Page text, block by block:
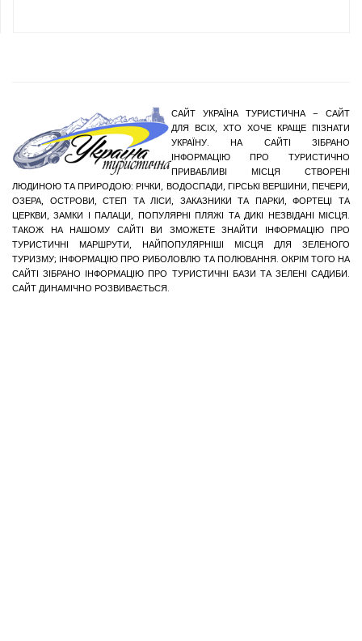
САЙТ УКРАЇНА ТУРИСТИЧНА – САЙТ
ДЛЯ ВСІХ, ХТО ХОЧЕ КРАЩЕ ПІЗНАТИ
УКРАЇНУ. НА САЙТІ ЗІБРАНО
ІНФОРМАЦІЮ ПРО ТУРИСТИЧНО
ПРИВАБЛИВІ МІСЦЯ СТВОРЕНІ
ЛЮДИНОЮ ТА ПРИРОДОЮ: РІЧКИ, ВОДОСПАДИ, ГІРСЬКІ ВЕРШИНИ, ПЕЧЕРИ,
ОЗЕРА, ОСТРОВИ, СТЕП ТА ЛІСИ, ЗАКАЗНИКИ ТА ПАРКИ, ФОРТЕЦІ ТА
ЦЕРКВИ, ЗАМКИ І ПАЛАЦИ, ПОПУЛЯРНІ ПЛЯЖІ ТА ДИКІ НЕЗВІДАНІ МІСЦЯ.
ТАКОЖ НА НАШОМУ САЙТІ ВИ ЗМОЖЕТЕ ЗНАЙТИ ІНФОРМАЦІЮ ПРО
ТУРИСТИЧНІ МАРШРУТИ, НАЙПОПУЛЯРНІШІ МІСЦЯ ДЛЯ ЗЕЛЕНОГО
ТУРИЗМУ; ІНФОРМАЦІЮ ПРО РИБОЛОВЛЮ ТА ПОЛЮВАННЯ. ОКРІМ ТОГО НА
САЙТІ ЗІБРАНО ІНФОРМАЦІЮ ПРО ТУРИСТИЧНІ БАЗИ ТА ЗЕЛЕНІ САДИБИ.
САЙТ ДИНАМІЧНО РОЗВИВАЄТЬСЯ.